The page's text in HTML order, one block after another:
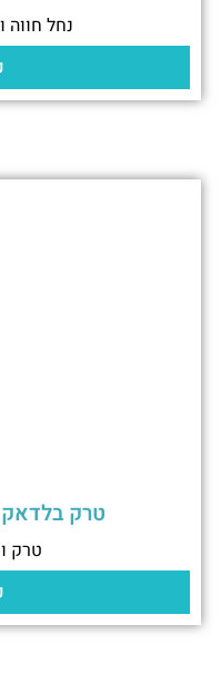
נחל חווה
טרק בלדאק
טרק